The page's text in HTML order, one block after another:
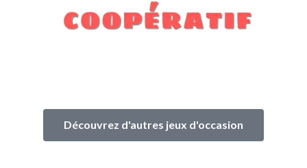
Découvrez d'autres jeux d'occasion